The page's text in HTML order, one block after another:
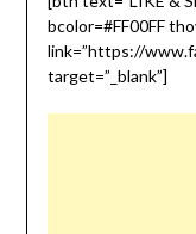
bcolor=#FF00FF
link=”https://
target=”_blank”]